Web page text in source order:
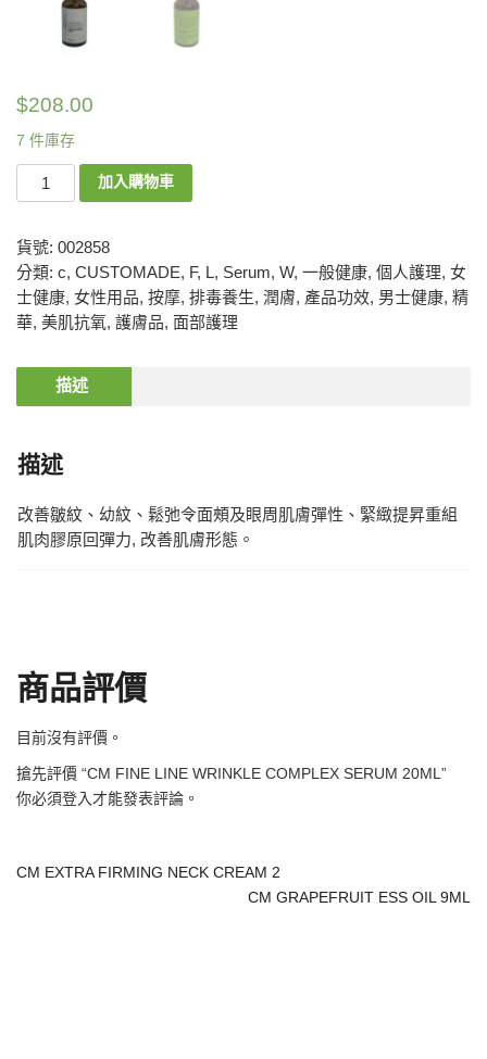
$208.00
7 件庫存
加入購物車
貨號: 002858
分類: c, CUSTOMADE, F, L, Serum, W, 一般健康, 個人護理, 女
士健康, 女性用品, 按摩, 排毒養生, 潤膚, 產品功效, 男士健康, 精
華, 美肌抗氧, 護膚品, 面部護理
描述
描述
改善皺紋、幼紋、鬆弛令面頰及眼周肌膚彈性、緊緻提昇重組
肌肉膠原回彈力, 改善肌膚形態。
商品評價
目前沒有評價。
搶先評價 “CM FINE LINE WRINKLE COMPLEX SERUM 20ML”
你必須登入才能發表評論。
CM EXTRA FIRMING NECK CREAM 2
CM GRAPEFRUIT ESS OIL 9ML